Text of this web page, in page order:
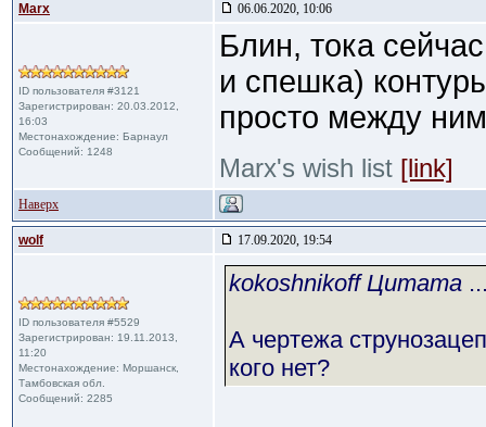
Marx 06.06.2020, 10:06
ID пользователя #3121
Зарегистрирован: 20.03.2012,
16:03
Местонахождение: Барнаул
Сообщений: 1248
Блин, тока
и спешка)
просто между
Marx's wish list [link]
Наверх
wolf 17.09.2020, 19:54
ID пользователя #5529
Зарегистрирован: 19.11.2013,
11:20
Местонахождение: Моршанск,
Тамбовская обл.
Сообщений: 2285
kokoshnikoff Цитата
А чертежа
кого нет?